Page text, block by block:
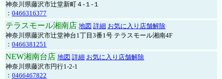
神奈川県藤沢市辻堂新町４-１-１
： 0466316377
テラスモール湘南店 地図 詳細 お気に入り店舗解除
神奈川県藤沢市辻堂神台1丁目3番1号 テラスモール湘南4F
： 0466381251
NEW湘南台店 地図 詳細 お気に入り店舗解除
神奈川県藤沢市円行1-2-1
： 0466467822